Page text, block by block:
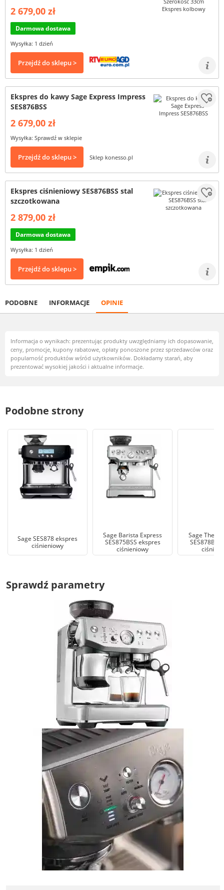
2 679,00 zł
Darmowa dostawa
Wysyłka: 1 dzień
Przejdź do sklepu >
Ekspres do kawy Sage Express Impress
SES876BSS
2 679,00 zł
Wysyłka: Sprawdź w sklepie
Przejdź do sklepu > Sklep konesso.pl
Ekspres ciśnieniowy SES876BSS stal
szczotkowana
2 879,00 zł
Darmowa dostawa
Wysyłka: 1 dzień
Przejdź do sklepu >
PODOBNE INFORMACJE OPINIE
Informacja o wynikach: prezentując produkty uwzględniamy ich dopasowanie,
ceny, promocje, kupony rabatowe, opłaty ponoszone przez sprzedawców oraz
popularność produktów wśród użytkowników. Dokładamy starań, aby
prezentować wysokiej jakości i aktualne informacje.
Podobne strony
Sage SES878 ekspres
ciśnieniowy
Sage Barista Express
SES875BSS ekspres
ciśnieniowy
Sage The
Sprawdź parametry